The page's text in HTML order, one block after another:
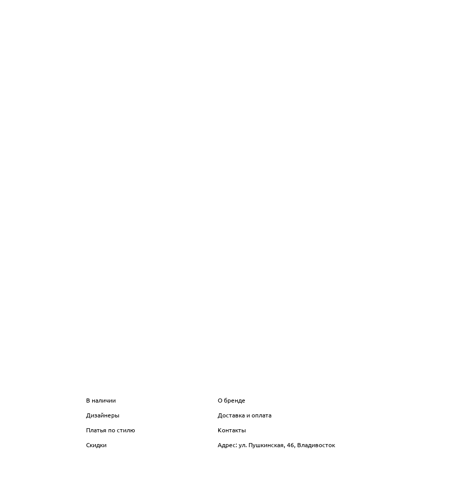
В наличии
Дизайнеры
Платья по стилю
Скидки
О бренде
Доставка и оплата
Контакты
Адрес: ул. Пушкинская, 46, Владивосток